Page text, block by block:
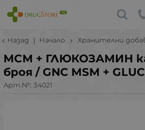
Назад Начало Хранителни
МСМ + ГЛЮКОЗАМИН
броя / GNC MSM +
Арт.№: 34021